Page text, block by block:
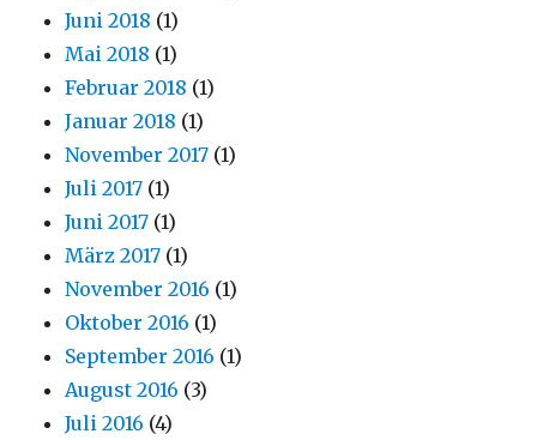
Juni 2018 (1)
Mai 2018 (1)
Februar 2018 (1)
Januar 2018 (1)
November 2017 (1)
Juli 2017 (1)
Juni 2017 (1)
März 2017 (1)
November 2016 (1)
Oktober 2016 (1)
September 2016 (1)
August 2016 (3)
Juli 2016 (4)